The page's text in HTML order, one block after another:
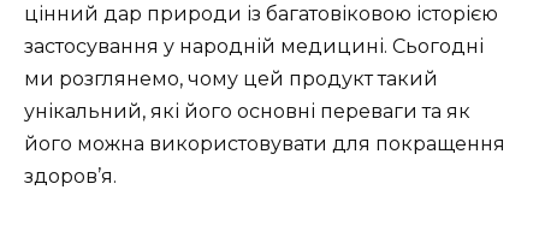
цінний дар природи із багатовіковою історією
застосування у народній медицині. Сьогодні
ми розглянемо, чому цей продукт такий
унікальний, які його основні переваги та як
його можна використовувати для покращення
здоров’я.